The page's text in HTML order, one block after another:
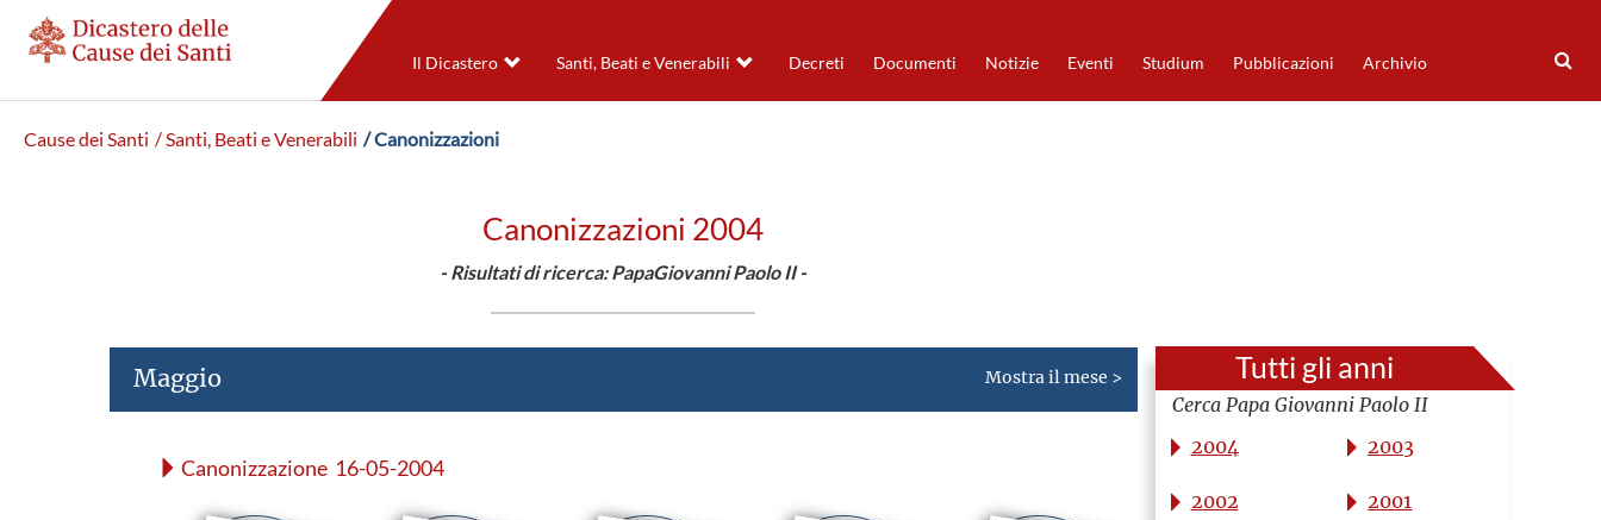
Il Dicastero Santi, Beati e Venerabili Decreti Documenti Notizie Eventi Studium Pubblicazioni Archivio
Cause dei Santi / Santi, Beati e Venerabili / Canonizzazioni
Tutti gli anni
Cerca Papa Giovanni Paolo II
2004
2003
2002 2001
Canonizzazioni 2004
- Risultati di ricerca: PapaGiovanni Paolo II -
Maggio Mostra il mese >
Canonizzazione 16-05-2004